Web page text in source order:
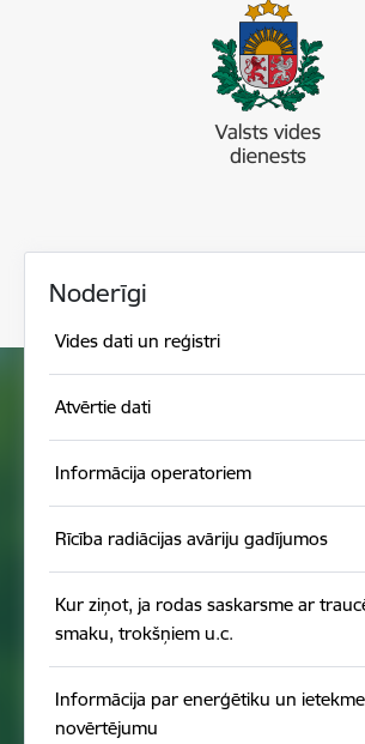
Noderīgi
Vides dati un reģistri
Atvērtie dati
Informācija operatoriem
Rīcība radiācijas avāriju gadījumos
Kur ziņot, ja rodas saskarsme ar
smaku, trokšņiem u.c.
Informācija par enerģētiku un
novērtējumu